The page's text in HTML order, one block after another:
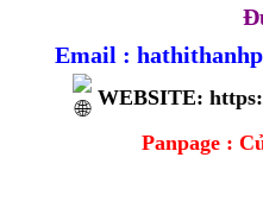
Email :
WEBSITE:
Panpage :